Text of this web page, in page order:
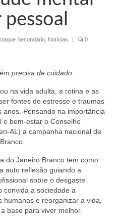
de Contas
2027-2029
Secundário Notícias | 0
precisa de cuidado.
na vida adulta, a rotina e as
fontes de estresse e traumas
Pensando na importância
e bem-estar o Conselho
AL) a campanha nacional de
do Janeiro Branco tem como
auto reflexão guiando a
sobre o desgaste
convida a sociedade a
e reorganizar a vida,
base para viver melhor.